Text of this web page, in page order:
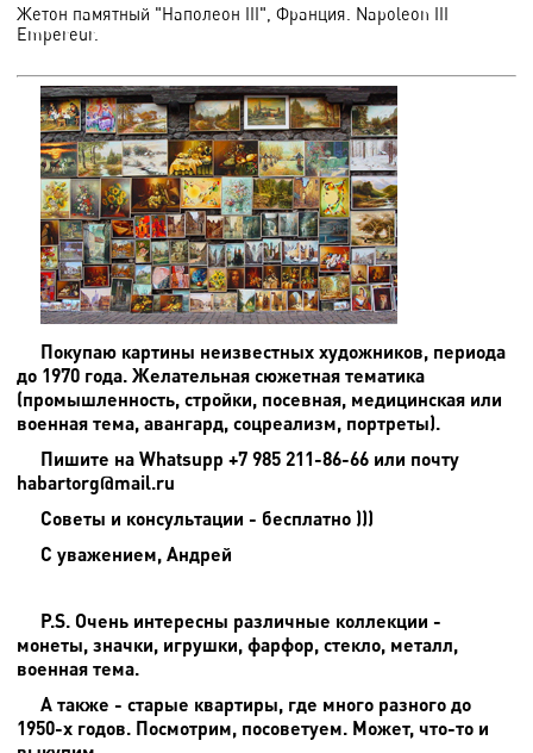
Жетон памятный "Наполеон III", Франция. Napoleon III
Empereur.
Покупаю картины неизвестных художников, периода
до 1970 года. Желательная сюжетная тематика
(промышленность, стройки, посевная, медицинская или
военная тема, авангард, соцреализм, портреты).
Пишите на Whatsupp +7 985 211-86-66 или почту
habartorg@mail.ru
Советы и консультации - бесплатно )))
С уважением, Андрей
P.S. Очень интересны различные коллекции -
монеты, значки, игрушки, фарфор, стекло, металл,
военная тема.
А также - старые квартиры, где много разного до
1950-х годов. Посмотрим, посоветуем. Может, что-то и